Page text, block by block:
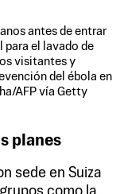
antes de entrar
para el lavado de
visitantes y
del ébola en
AFP vía Getty
planes
sede en Suiza